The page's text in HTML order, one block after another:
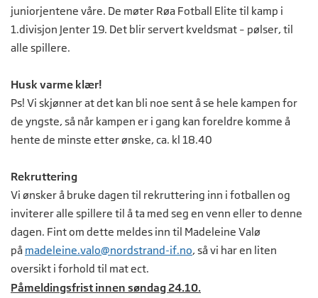
juniorjentene våre. De møter Røa Fotball Elite til kamp i
1.divisjon Jenter 19. Det blir servert kveldsmat – pølser, til
alle spillere.
Husk varme klær!
Ps! Vi skjønner at det kan bli noe sent å se hele kampen for
de yngste, så når kampen er i gang kan foreldre komme å
hente de minste etter ønske, ca. kl 18.40
Rekruttering
Vi ønsker å bruke dagen til rekruttering inn i fotballen og
inviterer alle spillere til å ta med seg en venn eller to denne
dagen. Fint om dette meldes inn til Madeleine Valø
på madeleine.valo@nordstrand-if.no, så vi har en liten
oversikt i forhold til mat ect.
Påmeldingsfrist innen søndag 24.10.